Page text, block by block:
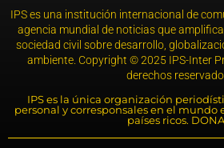
IPS es una institución internacional de
agencia mundial de noticias que
sociedad civil sobre desarrollo,
ambiente. Copyright © 2025 IPS-Inter
derechos
IPS es la única organización
personal y corresponsales en el mundo
países ricos.